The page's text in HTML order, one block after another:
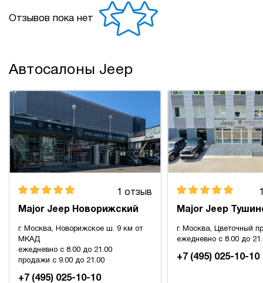
Отзывов пока нет
Автосалоны Jeep
1 отзыв
Major Jeep Новорижский
г. Москва, Новорижское ш. 9 км от
МКАД
ежедневно с 8.00 до 21.00
продажи с 9.00 до 21.00
+7 (495) 025-10-10
Major Jeep
г. Москва, Цветочный
ежедневно с 8.00 до
+7 (495) 025-10-10